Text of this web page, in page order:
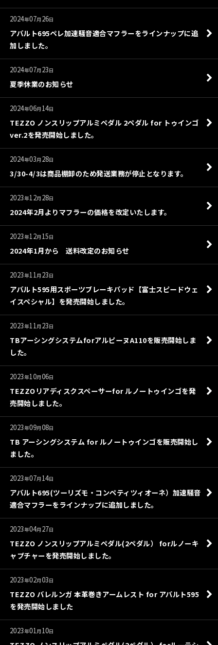
2024年07月 26日
アバルト695ペレ加速騒音適合マフラーをラインナップに追
加しました。
2024年07月 23日
夏季休業のお知らせ
2024年06月 14日
TEZZO ノンスリップアルミペダル 2ペダル for トゥインゴ
ver.2を発売開始しました。
2024年03月 28日
3/30-4/3は商品棚卸のため発送業務が停止となります。
2023年12月 28日
2024年2月よりマフラーの価格を改定いたします。
2023年12月 15日
2024年1月から 送料改定のお知らせ
2023年11月 23日
アバルト595用スポーツブレーキパッド【富士スピードウェ
イスペシャル】を発売開始しました。
2023年11月 23日
TBアーシングシステムforアルピーヌA110を販売開始しま
した。
2023年10月06日
TEZZOリアディスクスペーサーfor ルノートゥインゴを発
売開始しました。
2023年09月08日
TB アーシングシステム for ルノートゥインゴを販売開始し
ました。
2023年07月 14日
アバルト695(ツーリズモ・コンペティツィオーネ）加速騒音
適合マフラーをラインナップに追加しました。
2023年04月 27日
TEZZO ノンスリップアルミペダル(2ペダル） forルノーキ
ャプチャーを発売開始しました。
2023年02月03日
TEZZO バレルンガ 本革巻きアームレスト for アバルト595
を発売開始しました
2023年01月 10日